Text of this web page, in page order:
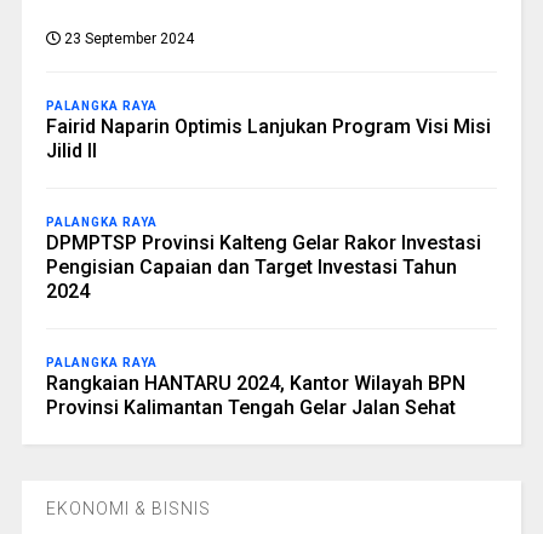
23 September 2024
PALANGKA RAYA
Fairid Naparin Optimis Lanjukan Program Visi Misi
Jilid II
PALANGKA RAYA
DPMPTSP Provinsi Kalteng Gelar Rakor Investasi
Pengisian Capaian dan Target Investasi Tahun
2024
PALANGKA RAYA
Rangkaian HANTARU 2024, Kantor Wilayah BPN
Provinsi Kalimantan Tengah Gelar Jalan Sehat
EKONOMI & BISNIS